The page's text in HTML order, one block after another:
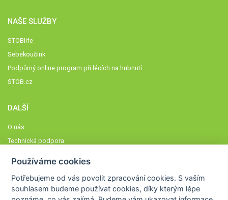
NAŠE SLUŽBY
STOBlife
Sebekoučink
Podpůrný online program při lécích na hubnutí
STOB.cz
DALŠÍ
O nás
Technická podpora
Členové STOBklubu
Zásady nakládání s osobními údaji
Používáme cookies
Potřebujeme od vás povolit zpracování cookies. S vaším
souhlasem budeme používat cookies, díky kterým lépe